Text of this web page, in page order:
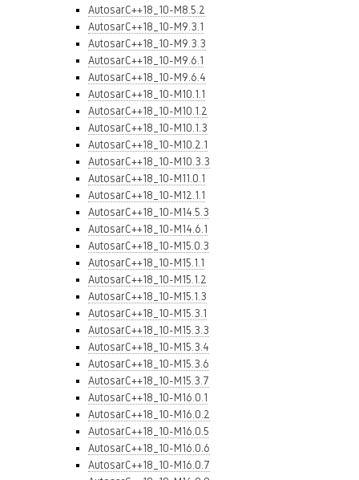
AutosarC++18_10-M8.5.2
AutosarC++18_10-M9.3.1
AutosarC++18_10-M9.3.3
AutosarC++18_10-M9.6.1
AutosarC++18_10-M9.6.4
AutosarC++18_10-M10.1.1
AutosarC++18_10-M10.1.2
AutosarC++18_10-M10.1.3
AutosarC++18_10-M10.2.1
AutosarC++18_10-M10.3.3
AutosarC++18_10-M11.0.1
AutosarC++18_10-M12.1.1
AutosarC++18_10-M14.5.3
AutosarC++18_10-M14.6.1
AutosarC++18_10-M15.0.3
AutosarC++18_10-M15.1.1
AutosarC++18_10-M15.1.2
AutosarC++18_10-M15.1.3
AutosarC++18_10-M15.3.1
AutosarC++18_10-M15.3.3
AutosarC++18_10-M15.3.4
AutosarC++18_10-M15.3.6
AutosarC++18_10-M15.3.7
AutosarC++18_10-M16.0.1
AutosarC++18_10-M16.0.2
AutosarC++18_10-M16.0.5
AutosarC++18_10-M16.0.6
AutosarC++18_10-M16.0.7